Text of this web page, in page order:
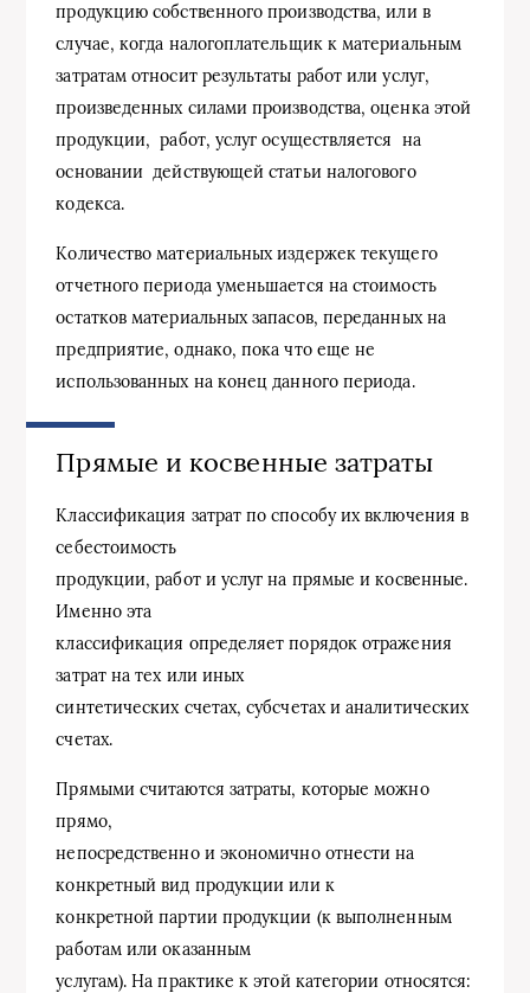
продукцию собственного производства, или в
случае, когда налогоплательщик к материальным
затратам относит результаты работ или услуг,
произведенных силами производства, оценка этой
продукции, работ, услуг осуществляется на
основании действующей статьи налогового
кодекса.
Количество материальных издержек текущего
отчетного периода уменьшается на стоимость
остатков материальных запасов, переданных на
предприятие, однако, пока что еще не
использованных на конец данного периода.
Прямые и косвенные затраты
Классификация затрат по способу их включения в
себестоимость
продукции, работ и услуг на прямые и косвенные.
Именно эта
классификация определяет порядок отражения
затрат на тех или иных
синтетических счетах, субсчетах и аналитических
счетах.
Прямыми считаются затраты, которые можно
прямо,
непосредственно и экономично отнести на
конкретный вид продукции или к
конкретной партии продукции (к выполненным
работам или оказанным
услугам). На практике к этой категории относятся: